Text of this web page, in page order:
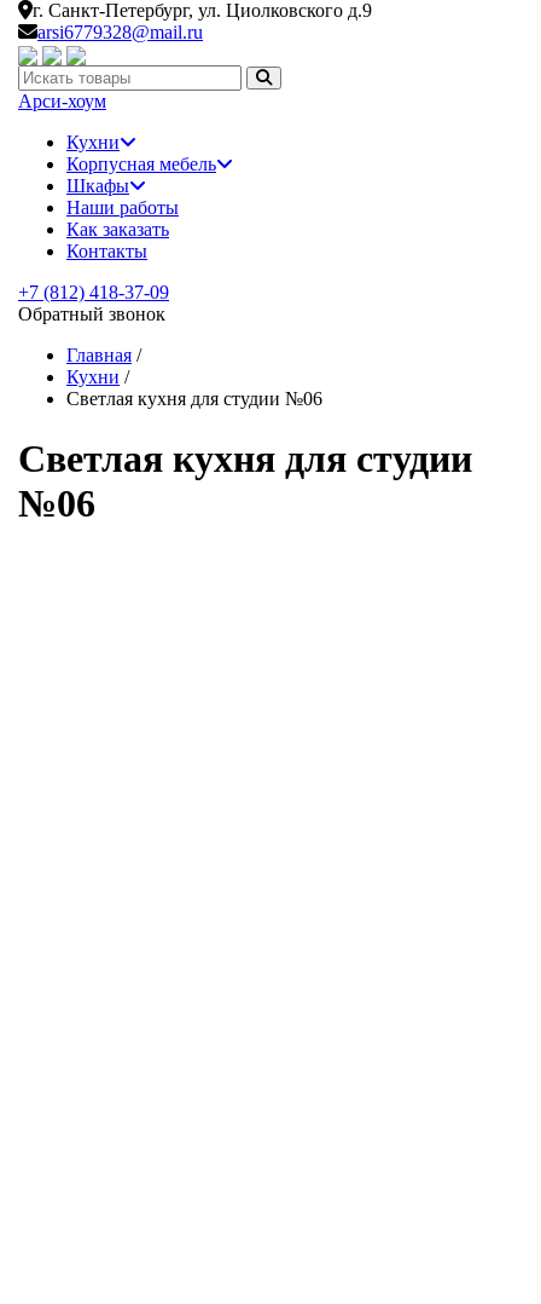
г. Санкт-Петербург, ул. Циолковского д.9
arsi6779328@mail.ru
Искать:
Арси-хоум
Кухни
Корпусная мебель
Шкафы
Наши работы
Как заказать
Контакты
+7 (812) 418-37-09
Обратный звонок
Главная /
Кухни /
Светлая кухня для студии №06
Светлая кухня для студии
№06